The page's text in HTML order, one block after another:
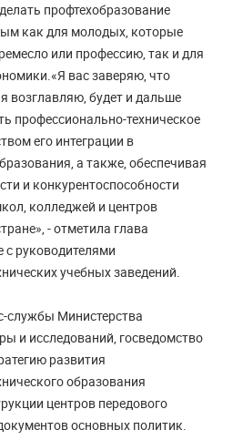
профтехобразование
как для молодых, которые
или профессию, так и для
вас заверяю, что
возглавляю, будет и дальше
профессионально-техническое
его интеграции в
а также, обеспечивая
и конкурентоспособности
колледжей и центров
- отметила глава
с руководителями
учебных заведений.
службы Министерства
и исследований, госведомство
развития
образования
центров передового
основных политик.